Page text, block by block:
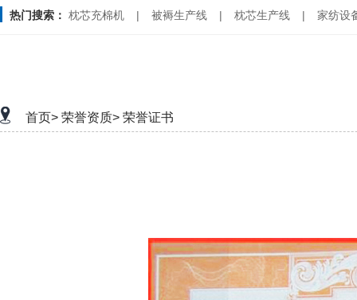
热门搜索： 枕芯充棉机 | 被褥生产线 | 枕芯生产线 | 家纺设
首页> 荣誉资质> 荣誉证书